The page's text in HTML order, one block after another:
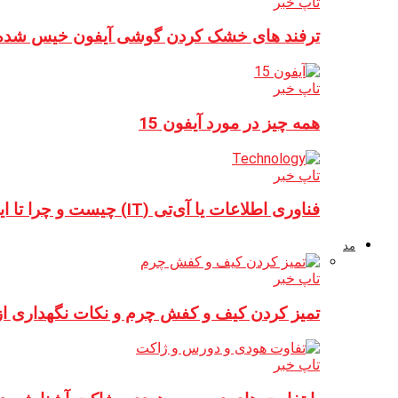
ترفند های خشک کردن گوشی آیفون خیس
تاپ خبر
همه چیز در مورد آیفون 15
تاپ خبر
فناوری اطلاعات یا آی‌تی (IT) چیست و چرا تا این حد…
مد
تاپ خبر
تمیز کردن کیف و کفش چرم و نکات نگهداری
تاپ خبر